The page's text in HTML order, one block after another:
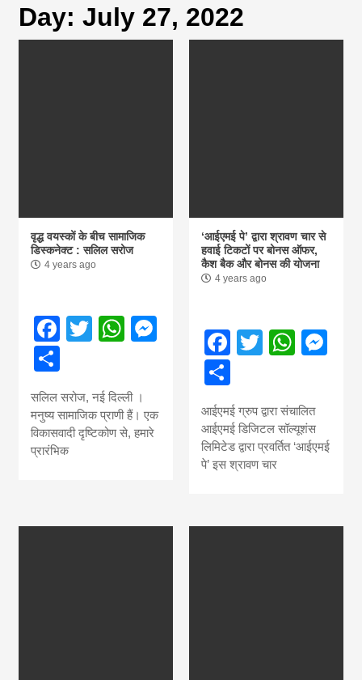
magazine of
news,
khabar
Day:July 27, 2022
वृद्ध वयस्कों के बीच सामाजिक
डिस्कनेक्ट : सलिल सरोज
4 years ago
Facebook
TwitterWhatsApp
Messenger
सलिल सरोज, नई दिल्ली ।
मनुष्य सामाजिक प्राणी हैं। एक
विकासवादी दृष्टिकोण से, हमारे
प्रारंभिक
‘आईएमई पे’ द्वारा श्रावण चार से
हवाई टिकटों पर बोनस ऑफर,
कैश बैक और बोनस की योजना
4 years ago
Facebook
Twitter
Share
आईएमई ग्रुप द्वारा संचालित
आईएमई डिजिटल सॉल्यूशंस
लिमिटेड द्वारा प्रवर्तित ‘आईएमई
पे’ इस श्रावण चार